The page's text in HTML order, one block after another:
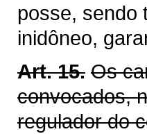
posse, sendo
inidôneo,
Art. 15. Os
convocados,
regulador do